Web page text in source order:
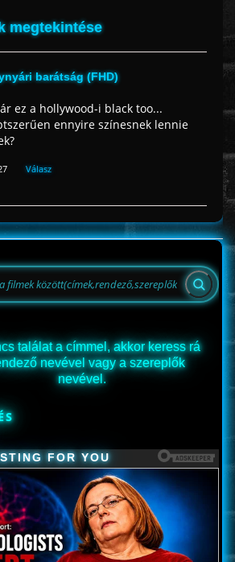
megtekintése
barátság (FHD)
ez a hollywood-i black too...
ennyire színesnek lennie
Válasz
találat a címmel, akkor keress rá
nevével vagy a szereplők
nevével.